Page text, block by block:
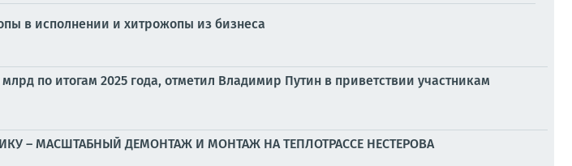
в исполнении и хитрожопы из бизнеса
по итогам 2025 года, отметил Владимир Путин в приветствии участникам
– МАСШТАБНЫЙ ДЕМОНТАЖ И МОНТАЖ НА ТЕПЛОТРАССЕ НЕСТЕРОВА